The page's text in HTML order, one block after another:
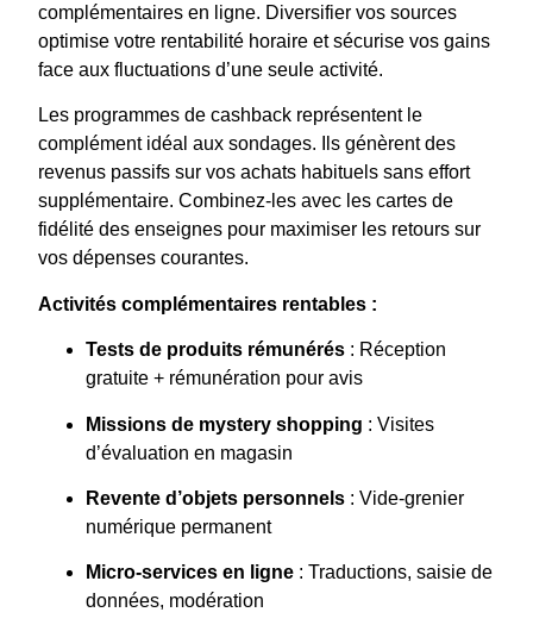
complémentaires en ligne. Diversifier vos sources
optimise votre rentabilité horaire et sécurise vos gains
face aux fluctuations d’une seule activité.
Les programmes de cashback représentent le
complément idéal aux sondages. Ils génèrent des
revenus passifs sur vos achats habituels sans effort
supplémentaire. Combinez-les avec les cartes de
fidélité des enseignes pour maximiser les retours sur
vos dépenses courantes.
Activités complémentaires rentables :
Tests de produits rémunérés : Réception
gratuite + rémunération pour avis
Missions de mystery shopping : Visites
d’évaluation en magasin
Revente d’objets personnels : Vide-grenier
numérique permanent
Micro-services en ligne : Traductions, saisie de
données, modération